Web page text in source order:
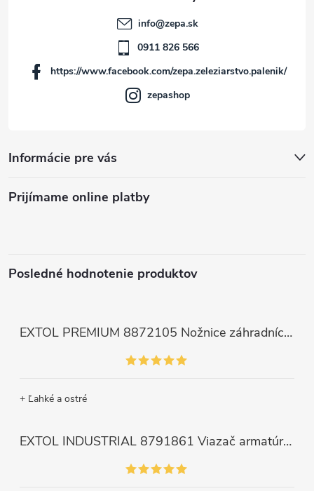
Informácie pre vás
info@zepa.sk
0911 826 566
https://www.facebook.com/zepa.zeleziarstvo.palenik/
zepashop
Prijímame online platby
Posledné hodnotenie produktov
EXTOL PREMIUM 8872105 Nožnice záhradnícke dlhé úzke, 200mm, max. prestrih Ø6mm
+ Ľahké a ostré
EXTOL INDUSTRIAL 8791861 Viazač armatúr aku Share20V, bez aku, drôt 0,8mm, oko 8-34mm, bezuhlíkový motor